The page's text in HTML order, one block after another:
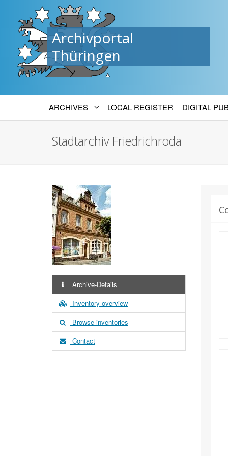
Archivportal
Thüringen
ARCHIVES LOCAL REGISTER DIGITAL
Stadtarchiv Friedrichroda
Archive-Details
Inventory overview
Browse inventories
Contact